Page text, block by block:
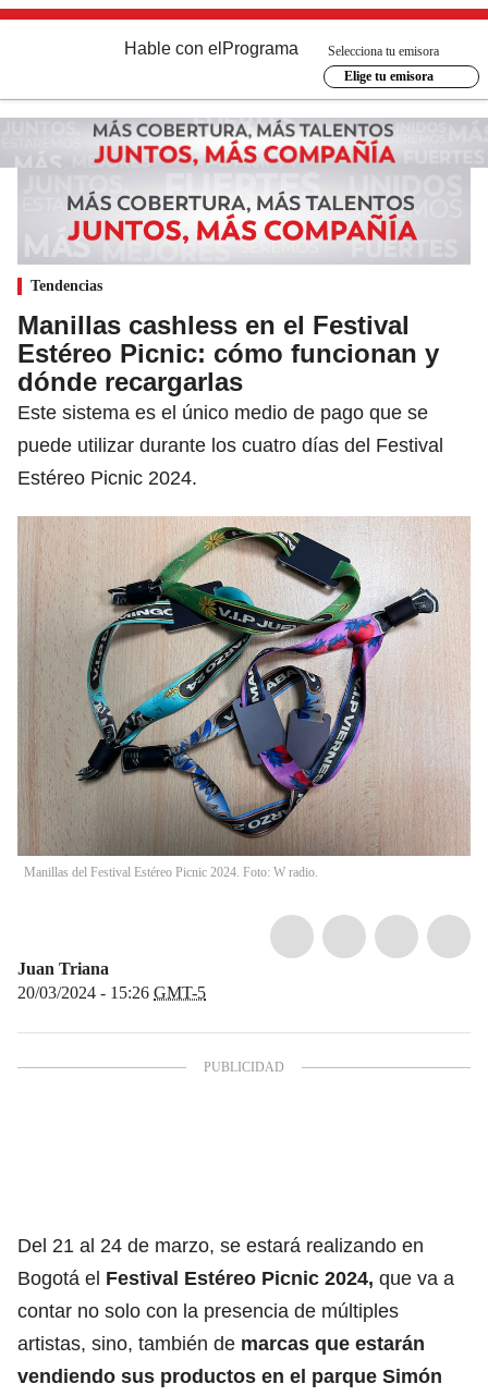
Hable con el Programa
Selecciona tu emisora
Elige tu emisora
Tendencias
Manillas cashless en el Festival
Estéreo Picnic: cómo funcionan y
dónde recargarlas
Este sistema es el único medio de pago que se
puede utilizar durante los cuatro días del Festival
Estéreo Picnic 2024.
Manillas del Festival Estéreo Picnic 2024. Foto: W radio.
Juan Triana
20/03/2024 - 15:26 GMT-5
Del 21 al 24 de marzo, se estará realizando en
Bogotá el Festival Estéreo Picnic 2024, que va a
contar no solo con la presencia de múltiples
artistas, sino, también de marcas que estarán
vendiendo sus productos en el parque Simón